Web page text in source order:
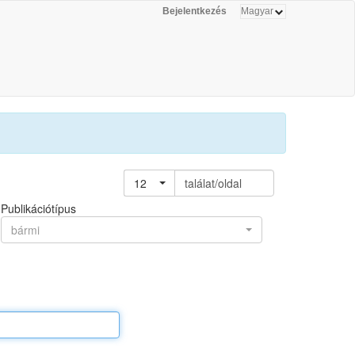
Bejelentkezés
12
találat/oldal
Publikációtípus
bármi